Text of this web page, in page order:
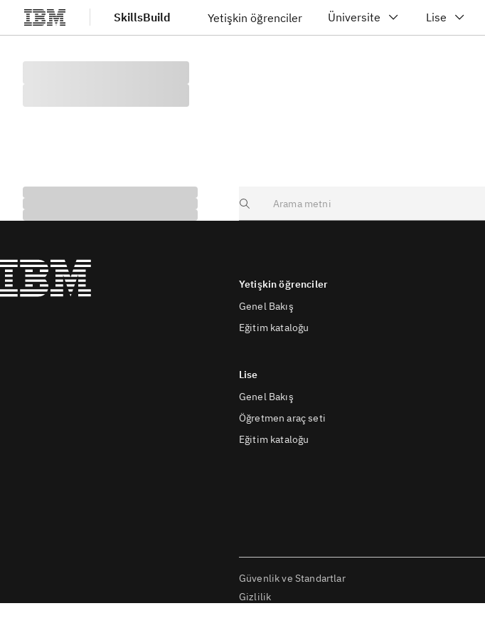
Ana içeriğe atla SkillsBuild Yetişkin öğrenciler Üniversite Lise
Search
Yetişkin öğrenciler
Genel Bakış
Eğitim kataloğu
Lise
Genel Bakış
Öğretmen araç seti
Eğitim kataloğu
Güvenlik ve Standartlar
Gizlilik